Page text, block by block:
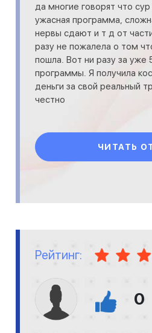
да многие говорят что
ужасная программа,
нервы сдают и т д от
разу не пожалела о том
пошла. Вот ни разу за уже
программы. Я получила
деньги за свой реальный
честно
ЧИТАТЬ
Рейтинг:
0